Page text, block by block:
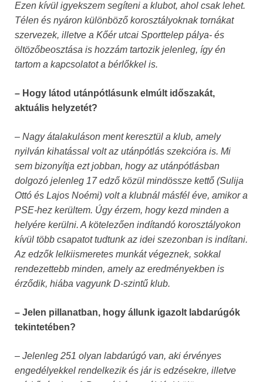
Ezen kívül igyekszem segíteni a klubot, ahol csak lehet.
Télen és nyáron különböző korosztályoknak tornákat
szervezek, illetve a Kőér utcai Sporttelep pálya- és
öltözőbeosztása is hozzám tartozik jelenleg, így én
tartom a kapcsolatot a bérlőkkel is.
– Hogy látod utánpótlásunk elmúlt időszakát,
aktuális helyzetét?
– Nagy átalakuláson ment keresztül a klub, amely
nyilván kihatással volt az utánpótlás szekcióra is. Mi
sem bizonyítja ezt jobban, hogy az utánpótlásban
dolgozó jelenleg 17 edző közül mindössze kettő (Sulija
Ottó és Lajos Noémi) volt a klubnál másfél éve, amikor a
PSE-hez kerültem. Úgy érzem, hogy kezd minden a
helyére kerülni. A kötelezően indítandó korosztályokon
kívül több csapatot tudtunk az idei szezonban is indítani.
Az edzők lelkiismeretes munkát végeznek, sokkal
rendezettebb minden, amely az eredményekben is
érződik, hiába vagyunk D-szintű klub.
– Jelen pillanatban, hogy állunk igazolt labdarúgók
tekintetében?
– Jelenleg 251 olyan labdarúgó van, aki érvényes
engedélyekkel rendelkezik és jár is edzésekre, illetve